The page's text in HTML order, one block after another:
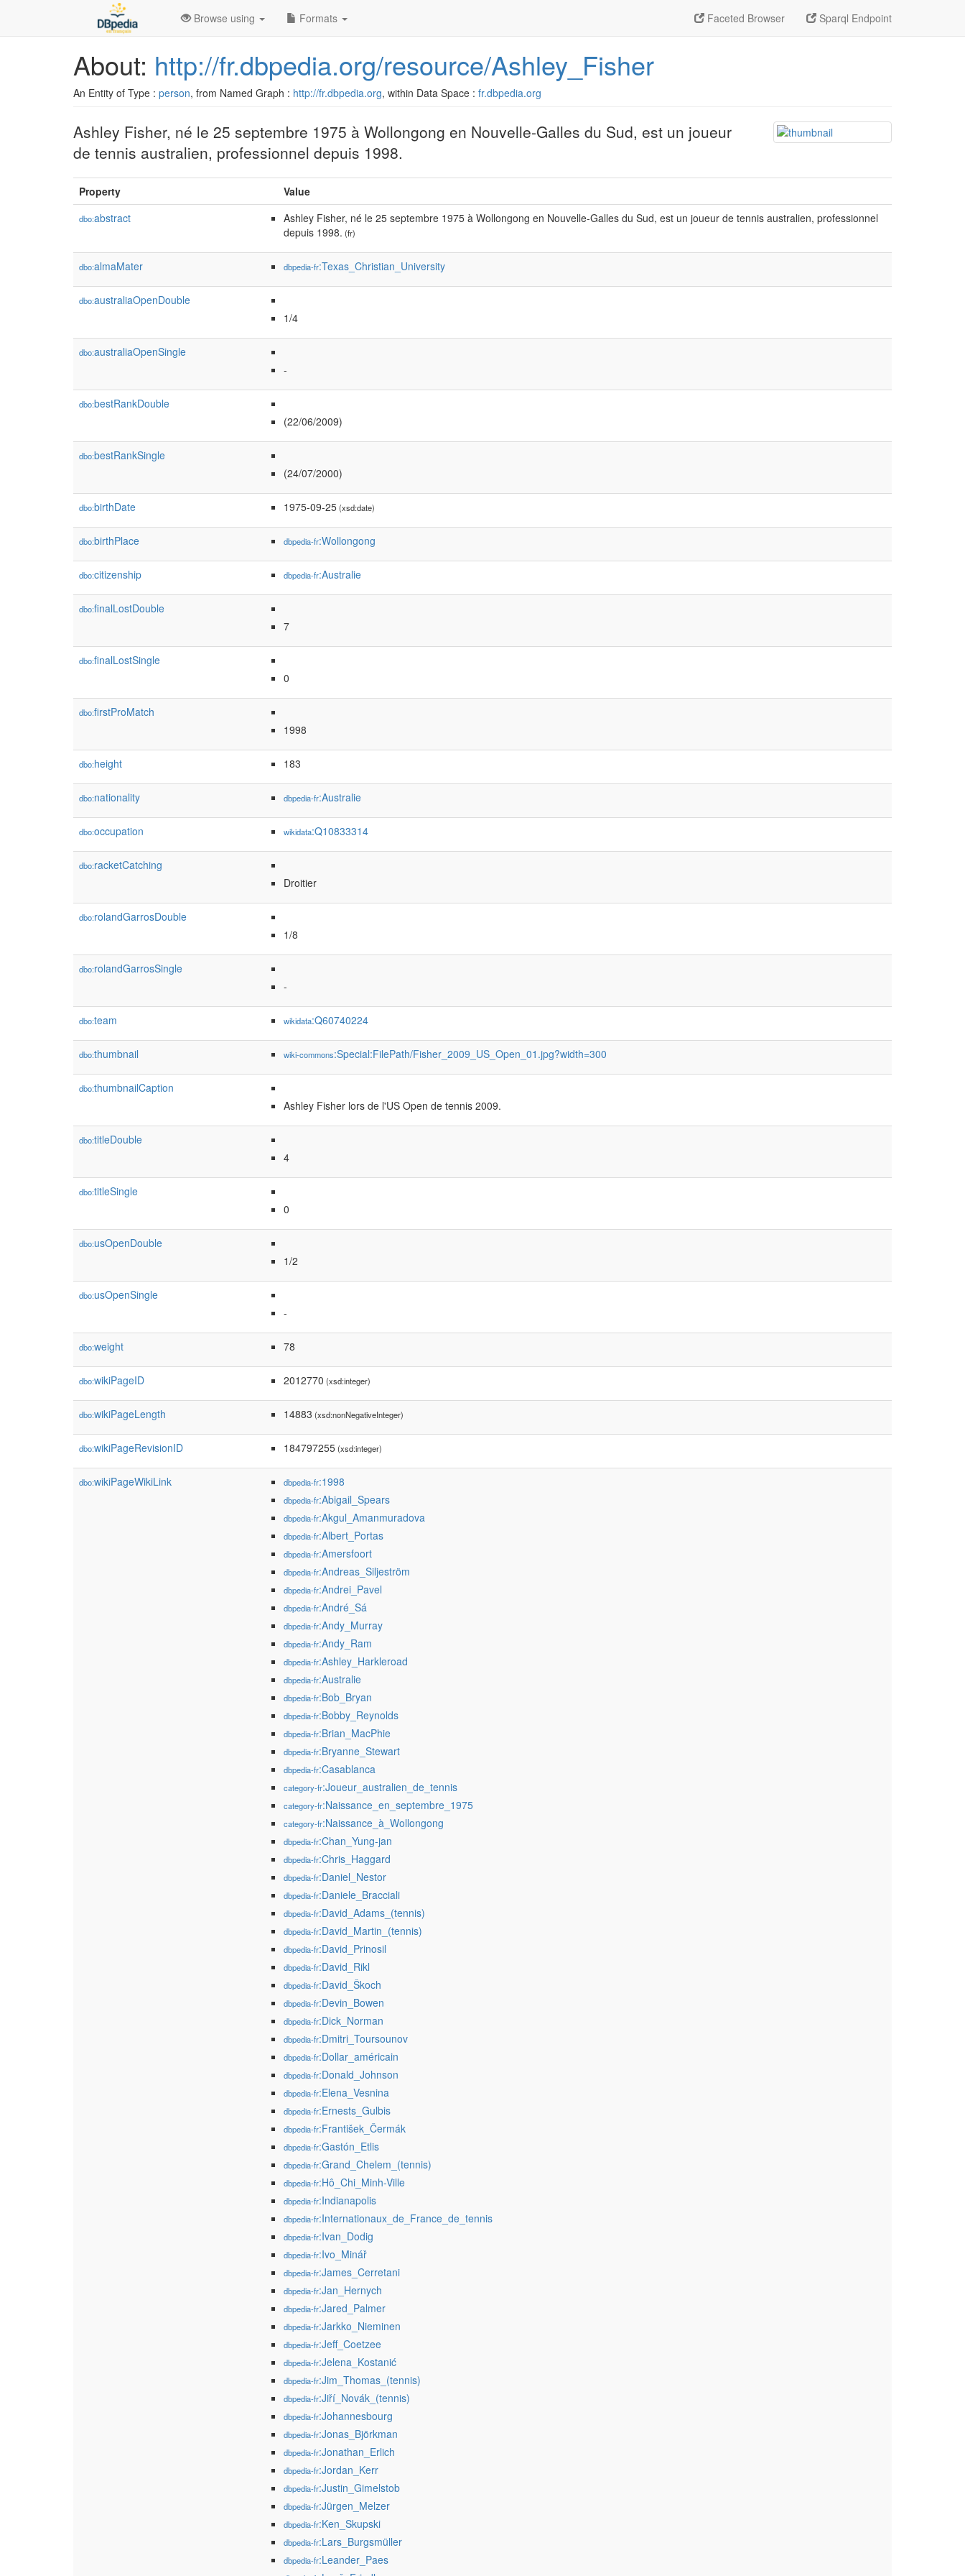
Faceted Browser Sparql Endpoint
Browse using Formats
About: http://fr.dbpedia.org/resource/Ashley_Fisher
An Entity of Type : person, from Named Graph : http://fr.dbpedia.org, within Data Space : fr.dbpedia.org
Ashley Fisher, né le 25 septembre 1975 à Wollongong en Nouvelle-Galles du Sud, est un joueur
de tennis australien, professionnel depuis 1998.
Property Value
dbo:abstract
Ashley Fisher, né le 25 septembre 1975 à Wollongong en Nouvelle-Galles du Sud, est un joueur de tennis australien, professionnel
depuis 1998. (fr)
dbo:almaMater dbpedia-fr:Texas_Christian_University
dbo:australiaOpenDouble
1/4
dbo:australiaOpenSingle
-
dbo:bestRankDouble
(22/06/2009)
dbo:bestRankSingle
(24/07/2000)
dbo:birthDate 1975-09-25(xsd:date)
dbo:birthPlace dbpedia-fr:Wollongong
dbo:citizenship dbpedia-fr:Australie
dbo:finalLostDouble
7
dbo:finalLostSingle
0
dbo:firstProMatch
1998
dbo:height 183
dbo:nationality dbpedia-fr:Australie
dbo:occupation wikidata:Q10833314
dbo:racketCatching
Droitier
dbo:rolandGarrosDouble
1/8
dbo:rolandGarrosSingle
-
dbo:team wikidata:Q60740224
dbo:thumbnail wiki-commons:Special:FilePath/Fisher_2009_US_Open_01.jpg?width=300
dbo:thumbnailCaption
Ashley Fisher lors de l'US Open de tennis 2009.
dbo:titleDouble
4
dbo:titleSingle
0
dbo:usOpenDouble
1/2
dbo:usOpenSingle
-
dbo:weight 78
dbo:wikiPageID 2012770 (xsd:integer)
dbo:wikiPageLength 14883 (xsd:nonNegativeInteger)
dbo:wikiPageRevisionID 184797255(xsd:integer)
dbo:wikiPageWikiLink dbpedia-fr:1998
dbpedia-fr:Abigail_Spears
dbpedia-fr:Akgul_Amanmuradova
dbpedia-fr:Albert_Portas
dbpedia-fr:Amersfoort
dbpedia-fr:Andreas_Siljeström
dbpedia-fr:Andrei_Pavel
dbpedia-fr:André_Sá
dbpedia-fr:Andy_Murray
dbpedia-fr:Andy_Ram
dbpedia-fr:Ashley_Harkleroad
dbpedia-fr:Australie
dbpedia-fr:Bob_Bryan
dbpedia-fr:Bobby_Reynolds
dbpedia-fr:Brian_MacPhie
dbpedia-fr:Bryanne_Stewart
dbpedia-fr:Casablanca
category-fr:Joueur_australien_de_tennis
category-fr:Naissance_en_septembre_1975
category-fr:Naissance_à_Wollongong
dbpedia-fr:Chan_Yung-jan
dbpedia-fr:Chris_Haggard
dbpedia-fr:Daniel_Nestor
dbpedia-fr:Daniele_Bracciali
dbpedia-fr:David_Adams_(tennis)
dbpedia-fr:David_Martin_(tennis)
dbpedia-fr:David_Prinosil
dbpedia-fr:David_Rikl
dbpedia-fr:David_Škoch
dbpedia-fr:Devin_Bowen
dbpedia-fr:Dick_Norman
dbpedia-fr:Dmitri_Toursounov
dbpedia-fr:Dollar_américain
dbpedia-fr:Donald_Johnson
dbpedia-fr:Elena_Vesnina
dbpedia-fr:Ernests_Gulbis
dbpedia-fr:František_Čermák
dbpedia-fr:Gastón_Etlis
dbpedia-fr:Grand_Chelem_(tennis)
dbpedia-fr:Hô_Chi_Minh-Ville
dbpedia-fr:Indianapolis
dbpedia-fr:Internationaux_de_France_de_tennis
dbpedia-fr:Ivan_Dodig
dbpedia-fr:Ivo_Minář
dbpedia-fr:James_Cerretani
dbpedia-fr:Jan_Hernych
dbpedia-fr:Jared_Palmer
dbpedia-fr:Jarkko_Nieminen
dbpedia-fr:Jeff_Coetzee
dbpedia-fr:Jelena_Kostanić
dbpedia-fr:Jim_Thomas_(tennis)
dbpedia-fr:Jiří_Novák_(tennis)
dbpedia-fr:Johannesbourg
dbpedia-fr:Jonas_Björkman
dbpedia-fr:Jonathan_Erlich
dbpedia-fr:Jordan_Kerr
dbpedia-fr:Justin_Gimelstob
dbpedia-fr:Jürgen_Melzer
dbpedia-fr:Ken_Skupski
dbpedia-fr:Lars_Burgsmüller
dbpedia-fr:Leander_Paes